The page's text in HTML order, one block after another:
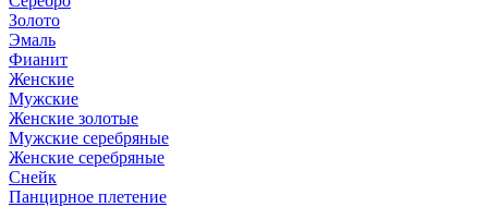
Золото
Эмаль
Фианит
Женские
Мужские
Женские золотые
Мужские серебряные
Женские серебряные
Снейк
Панцирное плетение